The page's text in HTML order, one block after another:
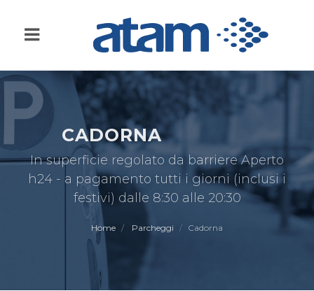
CADORNA
In superficie regolato da barriere Aperto
h24 - a pagamento tutti i giorni (inclusi i
festivi) dalle 8:30 alle 20:30
Home Parcheggi Cadorna